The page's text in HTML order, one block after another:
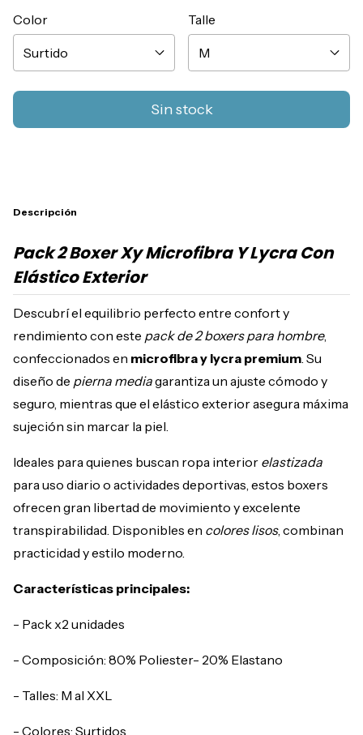
Color Talle
Descripción
Pack 2 Boxer Xy Microfibra Y Lycra Con
Elástico Exterior
Descubrí el equilibrio perfecto entre confort y
rendimiento con este pack de 2 boxers para hombre,
confeccionados en microfibra y lycra premium. Su
diseño de pierna mediagarantiza un ajuste cómodo y
seguro, mientras que el elástico exterior asegura máxima
sujeción sin marcar la piel.
Ideales para quienes buscan ropa interior elastizada
para uso diario o actividades deportivas, estos boxers
ofrecen gran libertad de movimiento y excelente
transpirabilidad. Disponibles en colores lisos, combinan
practicidad y estilo moderno.
Características principales:
- Pack x2 unidades
- Composición: 80% Poliester- 20% Elastano
- Talles: M al XXL
- Colores: Surtidos